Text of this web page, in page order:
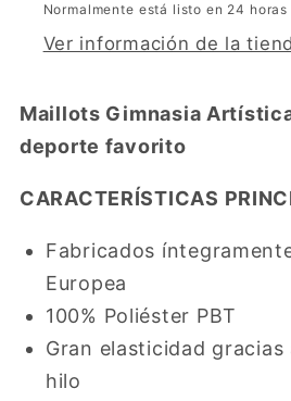
Normalmente está listo en 24 horas
Ver información de la
Maillots Gimnasia
deporte favorito
CARACTERÍSTICAS
Fabricados
Europea
100% Poliéster PBT
Gran elasticidad
hilo